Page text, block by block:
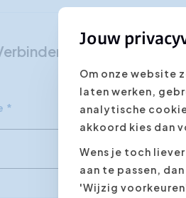
Social Media
Communicatie"
*
Jouw
Om onze website
laten werken,
analytische
akkoord kies dan
Wens je toch
aan te passen,
'Wijzig